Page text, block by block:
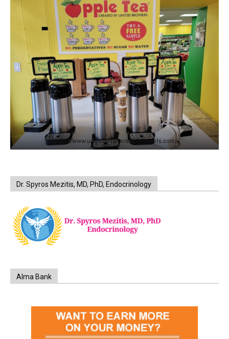
https://www.unitedbrothersfruitmarkets.com/
Dr. Spyros Mezitis, MD, PhD, Endocrinology
Alma Bank